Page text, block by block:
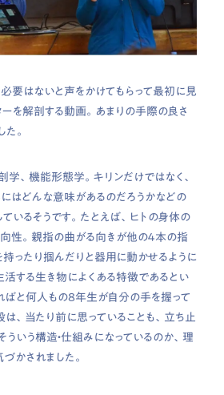
要はないと声をかけてもらって最初に見
を解剖する動画。あまりの手際の良さ
。
学、機能形態学。キリンだけではなく、
はどんな意味があるのだろうかなどの
いるそうです。たとえば、ヒトの身体の
性。親指の曲がる向きが他の４本の指
持ったり掴んだりと器用に動かせるように
活する生き物によくある特徴であるとい
ばと何人もの8年生が自分の手を握って
、当たり前に思っていることも、立ち止
ういう構造・仕組みになっているのか、理
かされました。